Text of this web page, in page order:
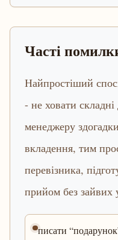
Часті
Найпростіший
- не ховати
менеджеру
вкладення, тим
перевізника,
прийом без зайвих
писати